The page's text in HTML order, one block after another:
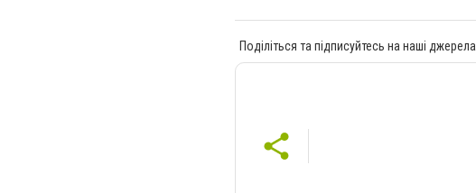
Поділіться та підписуйтесь на наші джерела